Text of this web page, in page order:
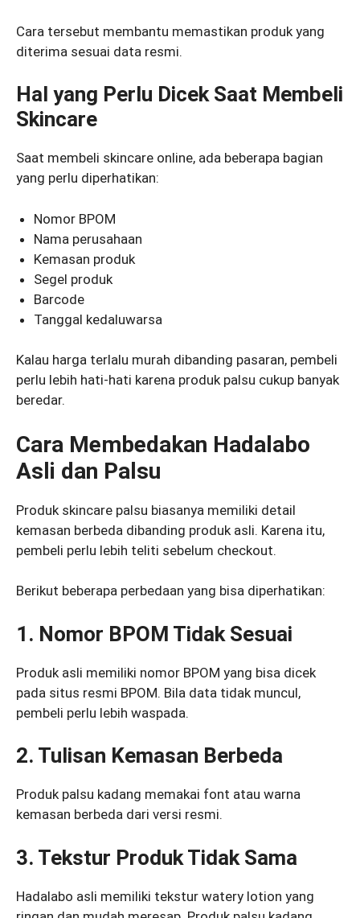
Cara tersebut membantu memastikan produk yang
diterima sesuai data resmi.
Hal yang Perlu Dicek Saat Membeli
Skincare
Saat membeli skincare online, ada beberapa bagian
yang perlu diperhatikan:
Nomor BPOM
Nama perusahaan
Kemasan produk
Segel produk
Barcode
Tanggal kedaluwarsa
Kalau harga terlalu murah dibanding pasaran, pembeli
perlu lebih hati-hati karena produk palsu cukup banyak
beredar.
Cara Membedakan Hadalabo
Asli dan Palsu
Produk skincare palsu biasanya memiliki detail
kemasan berbeda dibanding produk asli. Karena itu,
pembeli perlu lebih teliti sebelum checkout.
Berikut beberapa perbedaan yang bisa diperhatikan:
1. Nomor BPOM Tidak Sesuai
Produk asli memiliki nomor BPOM yang bisa dicek
pada situs resmi BPOM. Bila data tidak muncul,
pembeli perlu lebih waspada.
2. Tulisan Kemasan Berbeda
Produk palsu kadang memakai font atau warna
kemasan berbeda dari versi resmi.
3. Tekstur Produk Tidak Sama
Hadalabo asli memiliki tekstur watery lotion yang